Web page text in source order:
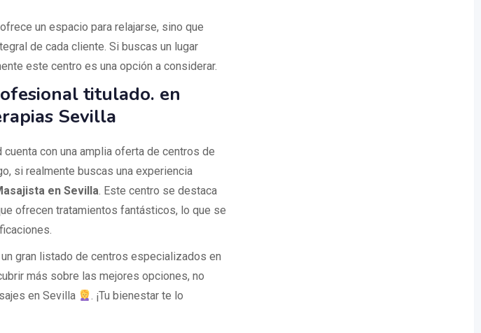
un espacio para relajarse, sino que
de cada cliente. Si buscas un lugar
este centro es una opción a considerar.
titulado. en
Sevilla
con una amplia oferta de centros de
si realmente buscas una experiencia
en Sevilla. Este centro se destaca
ofrecen tratamientos fantásticos, lo que se
gran listado de centros especializados en
más sobre las mejores opciones, no
en Sevilla
. ¡Tu bienestar te lo